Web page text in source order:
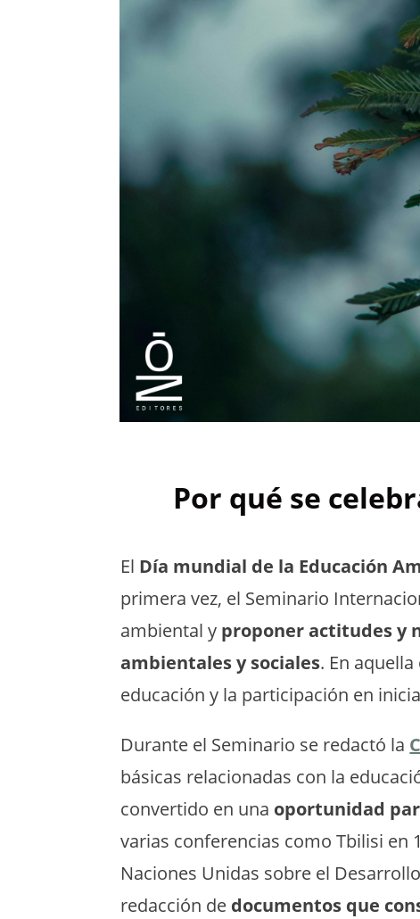
Por qué se
El Día mundial de la Educación
primera vez, el Seminario
ambiental y proponer actitudes y
ambientales y sociales. En
educación y la participación en
Durante el Seminario se redactó la
básicas relacionadas con la
convertido en una oportunidad
varias conferencias como Tbilisi en
Naciones Unidas sobre el
redacción de documentos que